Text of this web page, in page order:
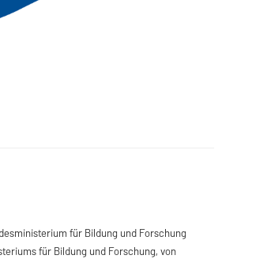
für Bildung und Forschung
für Bildung und Forschung, von